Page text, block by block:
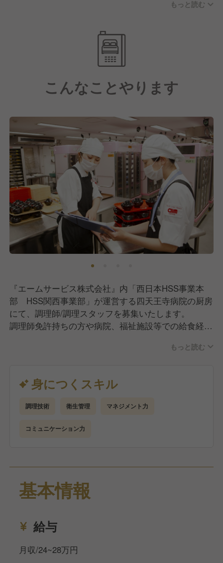
お休みに関しては年間休日122日(月8〜11日休み)、実
働8時間/日の実施をおこない、残業代も別途支給とな
さらに子育て支援や各種手当も充実している点や、産
業医・保健師を中心に健康支援を徹底し、一人ひとり
が健康でいられるように様々な取り組みをおこなって
ょう。
【しっかりとスキルアップ・キャリアアップもできま
す！】
そして私たちは日本最大級の給食・ホスピタリティサ
ービス企業として在り続けています。
これには今働いてくれている社員一人ひとりの成長が
あってこそだと考えており、だからこそスキルアッ
プ・キャリアアップの環境づくりに力を入れていま
す。
企業内学校「わたしアカデミー」では、オンラインと
対面を組み合わせた充実の研修制度を用意していま
す。
メニュープランや基礎栄養はもちろん、様々なジャン
ルの学びを提供しており、資格取得支援制度も充実。
特に管理栄養士取得支援プログラムは多くの社員に活
な料理を扱うからこそ、数多くの料理をマスターでき
る環境があります。
メニュープランニング・盛り付け・調理からマーケテ
ける、幅広いキャリアを描ける会社です。
もっと読む
こんなことやります
『エームサービス株式会社』内「西日本HSS事業本
部 HSS関西事業部」が運営する四天王寺病院の厨房
にて、調理師/調理スタッフを募集いたします。
調理師免許持ちの方や病院、福祉施設等での給食経験
仕込み、調理、盛り付け、配膳までの給食の調理業務
全般をお任せします。
通常メニューから治療食や嚥下食など、患者さま・入
居者さまの病状や状態に合わせたお食事を提供してい
ます。
んか？
あなたからのご応募、ぜひお待ちしております！
もっと読む
身につくスキル
調理技術 衛生管理 マネジメント力
コミュニケーション力
基本情報
給与
月収/24~28万円